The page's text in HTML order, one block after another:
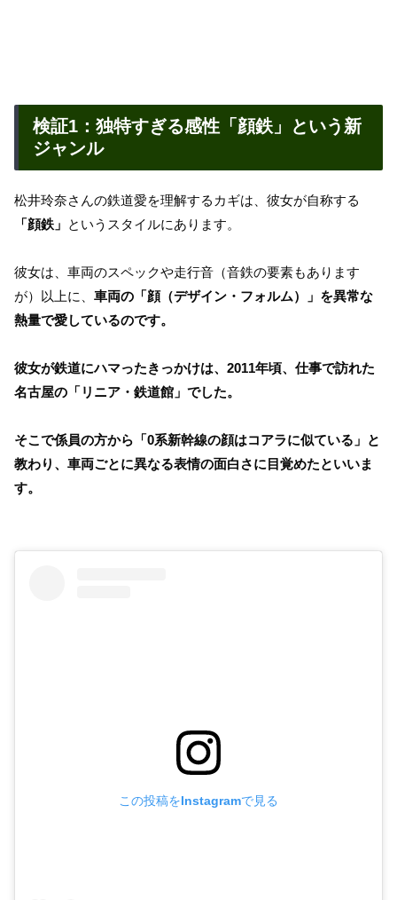
検証1：独特すぎる感性「顔鉄」という新
ジャンル
松井玲奈さんの鉄道愛を理解するカギは、彼女が自称する
「顔鉄」 というスタイルにあります。
彼女は、車両のスペックや走行音（音鉄の要素もあります
が）以上に、 車両の「顔（デザイン・フォルム）」を異常な
熱量で愛しているのです。
彼女が鉄道にハマったきっかけは、2011年頃、仕事で訪れた
名古屋の「リニア・鉄道館」でした。
そこで係員の方から「0系新幹線の顔はコアラに似ている」と
教わり、車両ごとに異なる表情の面白さに目覚めたといいま
す。
この投稿をInstagramで見る